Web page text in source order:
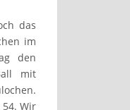
das
im
den
mit
Wir